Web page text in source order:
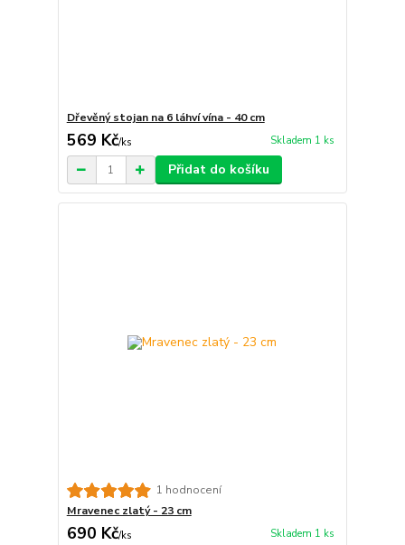
Dřevěný stojan na 6 láhví vína - 40 cm
569 Kč/ks Skladem 1 ks
Přidat do košíku
1 hodnocení
Mravenec zlatý - 23 cm
690 Kč/ks Skladem 1 ks